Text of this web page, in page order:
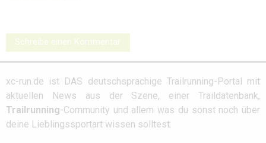
Schreibe einen Kommentar
xc-run.de ist DAS deutschsprachige Trailrunning-Portal mit
aktuellen News aus der Szene, einer Traildatenbank,
Trailrunning-Community und allem was du sonst noch über
deine Lieblingssportart wissen solltest.